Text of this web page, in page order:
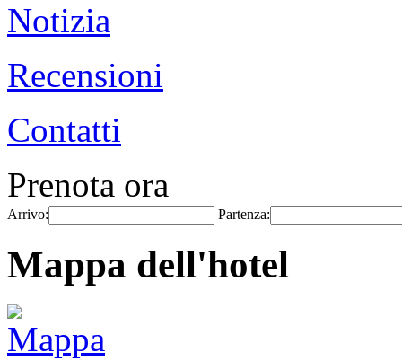
Notizia
Recensioni
Contatti
Prenota ora
Arrivo: Partenza:
Mappa dell'hotel